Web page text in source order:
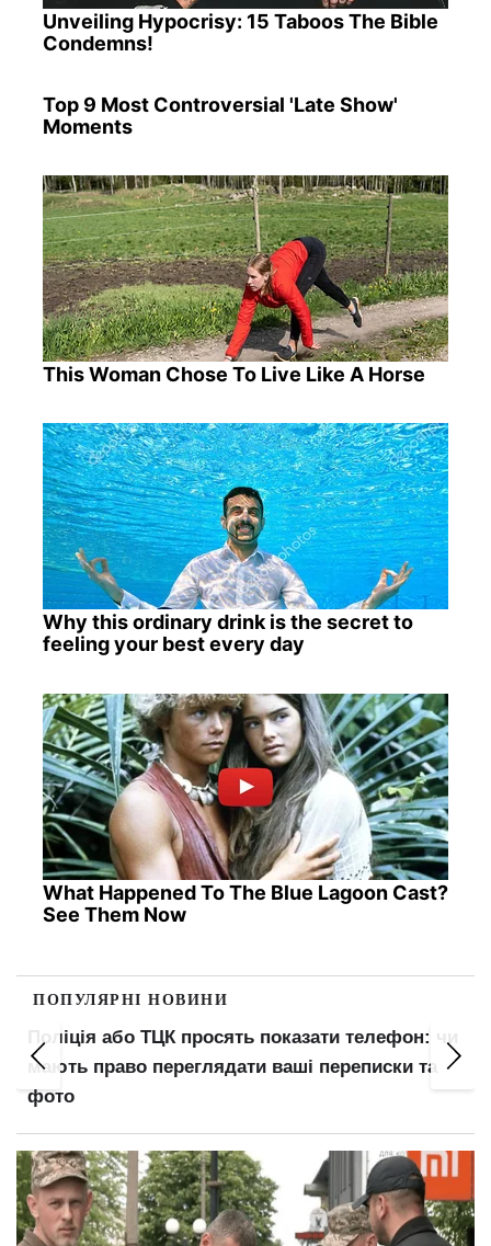
Unveiling Hypocrisy: 15 Taboos The Bible
Condemns!
Top 9 Most Controversial 'Late Show'
Moments
This Woman Chose To Live Like A Horse
Why this ordinary drink is the secret to
feeling your best every day
What Happened To The Blue Lagoon Cast?
See Them Now
ПОПУЛЯРНІ НОВИНИ
показати телефон: чи
ваші переписки та
Виплатять 500, 700
готують додаткову